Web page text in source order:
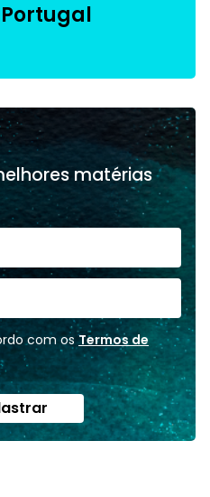
matérias
com os Termos de